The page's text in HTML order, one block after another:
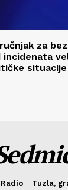
za
situacije
Radio Tuzla,